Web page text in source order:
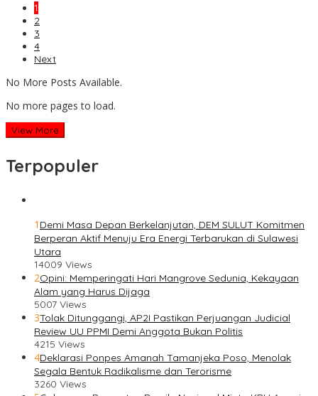
1
2
3
4
Next
No More Posts Available.
No more pages to load.
View More
Terpopuler
1 Demi Masa Depan Berkelanjutan, DEM SULUT Komitmen
Berperan Aktif Menuju Era Energi Terbarukan di Sulawesi
Utara
14009 Views
2Opini: Memperingati Hari Mangrove Sedunia, Kekayaan
Alam yang Harus Dijaga
5007 Views
3Tolak Ditunggangi, AP2I Pastikan Perjuangan Judicial
Review UU PPMI Demi Anggota Bukan Politis
4215 Views
4Deklarasi Ponpes Amanah Tamanjeka Poso, Menolak
Segala Bentuk Radikalisme dan Terorisme
3260 Views